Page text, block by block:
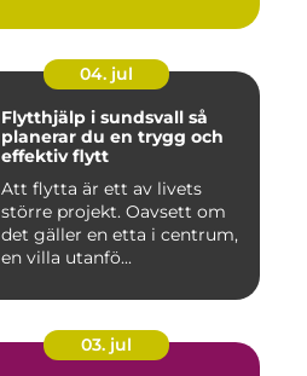
04. jul
Flytthjälp i sundsvall så
planerar du en trygg och
effektiv flytt
Att flytta är ett av livets
större projekt. Oavsett om
det gäller en etta i centrum,
en villa utanfö...
03. jul